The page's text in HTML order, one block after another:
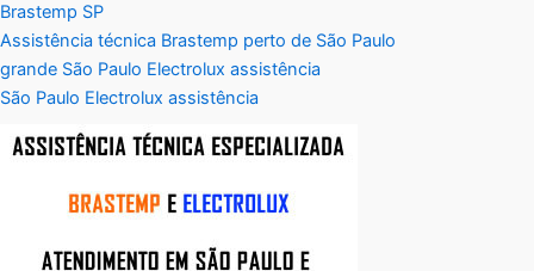
Brastemp SP
Assistência técnica Brastemp perto de São Paulo
grande São Paulo Electrolux assistência
São Paulo Electrolux assistência